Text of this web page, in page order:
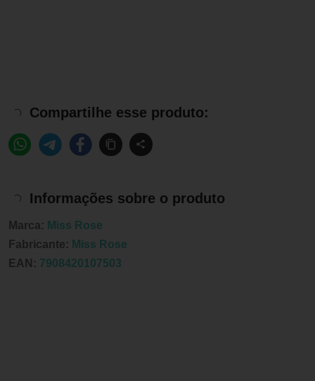
Compartilhe esse produto:
Informações sobre o produto
Marca: Miss Rose
Fabricante: Miss Rose
EAN: 7908420107503